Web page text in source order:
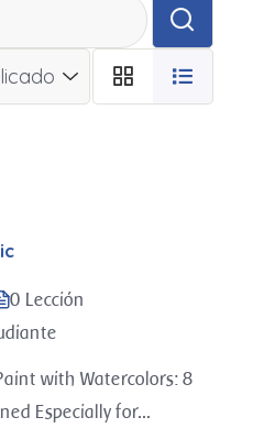
0 Lección
with Watercolors: 8
Especially for...